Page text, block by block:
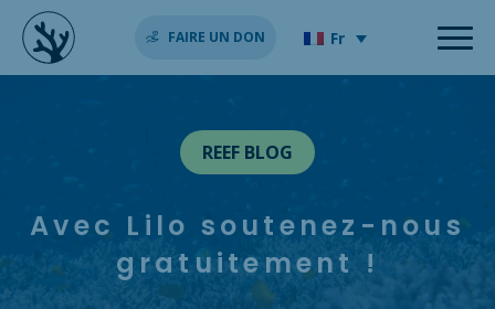
FAIRE UN DON Fr
REEF BLOG
Avec Lilo soutenez-nous
gratuitement !